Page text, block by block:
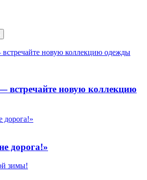
встречайте новую коллекцию
дорога!»